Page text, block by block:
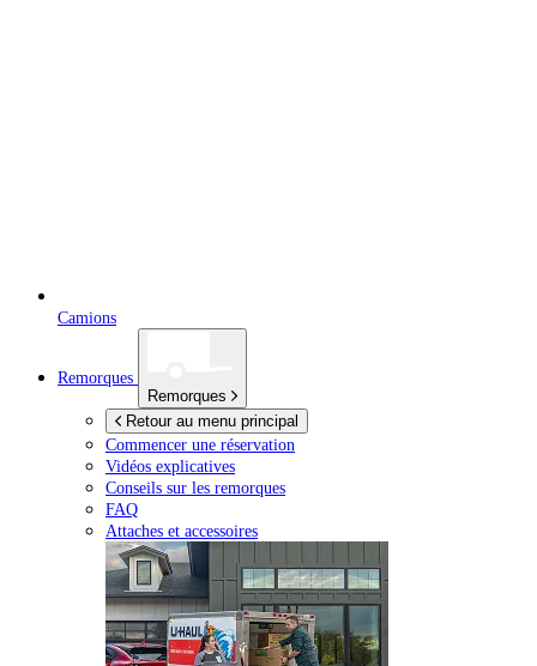
Camions
Remorques
Remorques
Retour au menu principal
Commencer une réservation
Vidéos explicatives
Conseils sur les remorques
FAQ
Attaches et accessoires